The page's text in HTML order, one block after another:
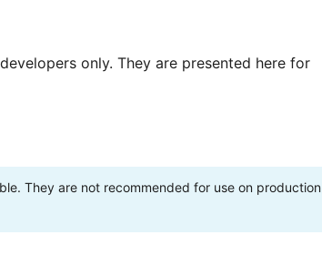
only. They are presented here for
They are not recommended for use on production